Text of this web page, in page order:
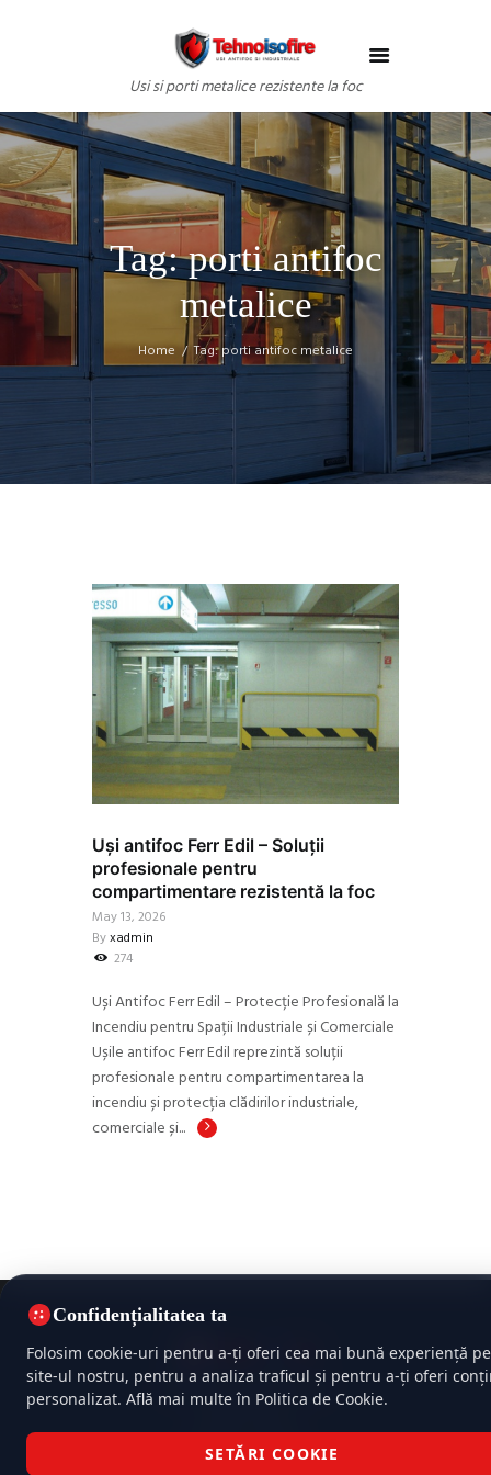
Usi si porti metalice rezistente la foc
Tag: porti antifoc
metalice
Home Tag: porti antifoc metalice
Uși antifoc Ferr Edil – Soluții
profesionale pentru
compartimentare rezistentă la foc
May 13, 2026
Byxadmin
274
Uși Antifoc Ferr Edil – Protecție Profesională la
Incendiu pentru Spații Industriale și Comerciale
Ușile antifoc Ferr Edil reprezintă soluții
profesionale pentru compartimentarea la
incendiu și protecția clădirilor industriale,
comerciale și...
Politica de confidențialitate
Termeni și condiții
TehnoIsoFire © 2026 Toate drepturile rezervate |
Confidențialitatea ta
Folosim cookie-uri pentru a-ți oferi cea mai bună experiență pe
site-ul nostru, pentru a analiza traficul și pentru a-ți oferi
personalizat. Află mai multe în Politica de Cookie.
SETĂRI COOKIE